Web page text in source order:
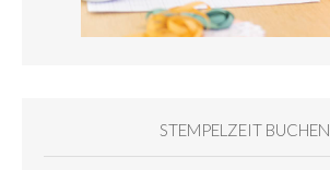
STEMPELZEIT BUCHEN